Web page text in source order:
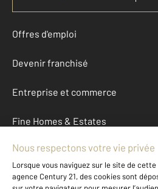
Offres d'emploi
Devenir franchisé
Entreprise et commerce
Fine Homes & Estates
À propos
International